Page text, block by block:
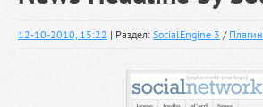
12-10-2010, 15:22 | Раздел: SocialEngine 3 /